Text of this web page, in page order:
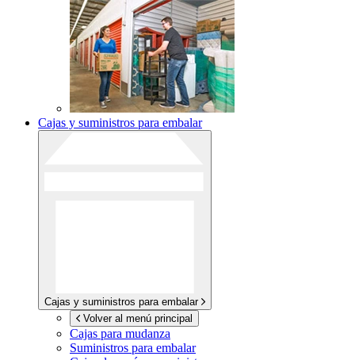
Cajas y suministros para embalar
Cajas y suministros para embalar
Volver al menú principal
Cajas para mudanza
Suministros para embalar